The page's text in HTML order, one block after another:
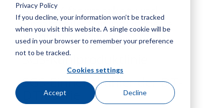
Privacy Policy
If you decline, your information won’t be tracked
when you visit this website. A single cookie will be
used in your browser to remember your preference
not to be tracked.
Cookies settings
Accept Decline
SGS – Aftermarket und
Ersatzteile für industrielle
Kühlung
SGS-Kühlproduktlinie
SGS-Einheitskühler der DT-
DTX-Serie